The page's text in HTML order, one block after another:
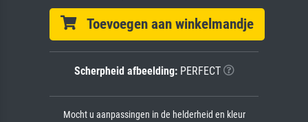
Toevoegen aan winkelmandje
Scherpheid afbeelding:PERFECT
Mocht u aanpassingen in de helderheid en kleur